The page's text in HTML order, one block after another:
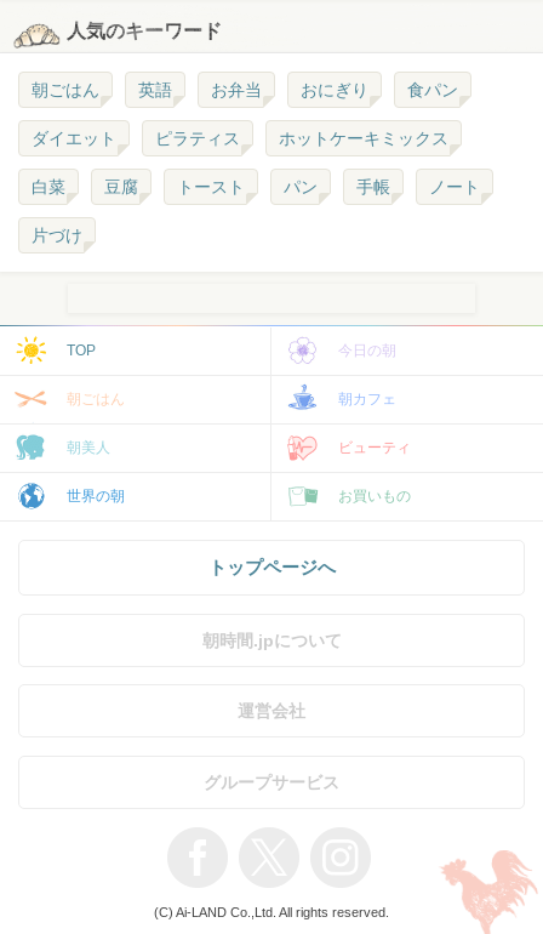
人気のキーワード
朝ごはん 英語 お弁当 おにぎり 食パン
ダイエット ピラティス ホットケーキミックス
白菜 豆腐 トースト パン 手帳 ノート
片づけ
TOP 今日の朝
朝ごはん 朝カフェ
朝美人 ビューティ
世界の朝 お買いもの
トップページへ
朝時間.jpについて
運営会社
グループサービス
(C) Ai-LAND Co.,Ltd. All rights reserved.